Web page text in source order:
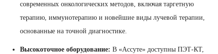
современных онкологических методов, включая таргетную
терапию, иммунотерапию и новейшие виды лучевой терапии,
основанные на точной диагностике.
Высокоточное оборудование: В «Ассуте» доступны ПЭТ-КТ,